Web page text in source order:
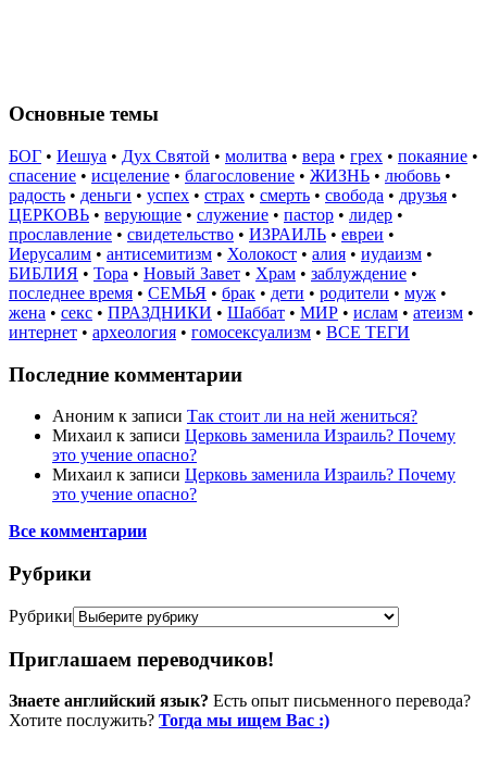
Основные темы
БОГ • Иешуа • Дух Святой • молитва • вера • грех • покаяние •
спасение • исцеление • благословение • ЖИЗНЬ • любовь •
радость • деньги • успех • страх • смерть • свобода • друзья •
ЦЕРКОВЬ • верующие • служение • пастор • лидер •
прославление • свидетельство • ИЗРАИЛЬ • евреи •
Иерусалим • антисемитизм • Холокост • алия • иудаизм •
БИБЛИЯ • Тора • Новый Завет • Храм • заблуждение •
последнее время • СЕМЬЯ • брак • дети • родители • муж •
жена • секс • ПРАЗДНИКИ • Шаббат • МИР • ислам • атеизм •
интернет • археология • гомосексуализм • ВСЕ ТЕГИ
Последние комментарии
Аноним к записи Так стоит ли на ней жениться?
Михаил к записи Церковь заменила Израиль? Почему
это учение опасно?
Михаил к записи Церковь заменила Израиль? Почему
это учение опасно?
Все комментарии
Рубрики
Рубрики
Приглашаем переводчиков!
Знаете английский язык? Есть опыт письменного перевода?
Хотите послужить? Тогда мы ищем Вас :)